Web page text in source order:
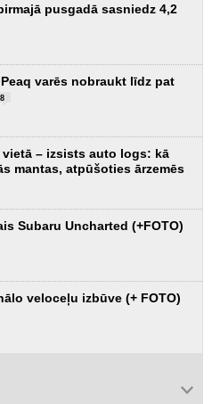
pusgadā sasniedz 4,2
varēs nobraukt līdz pat
8
– izsists auto logs: kā
mantas, atpūšoties ārzemēs
Subaru Uncharted (+FOTO)
veloceļu izbūve (+ FOTO)